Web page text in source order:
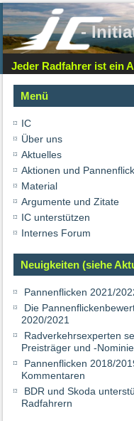
-
Jeder Radfahrer ist ein
Menü
IC
Über uns
Aktuelles
Aktionen und
Material
Argumente und Zitate
IC unterstützen
Internes Forum
Neuigkeiten (siehe
Pannenflicken 2021/
Die
2020/2021
Radverkehrsexperten
Preisträger und -
Pannenflicken 2018/
Kommentaren
BDR und Skoda
Radfahrern